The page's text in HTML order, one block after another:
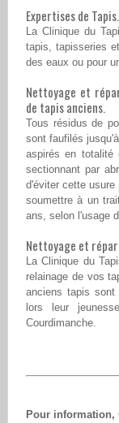
Expertises de Tapis.
La Clinique du
tapis, tapisseries
des eaux ou pour
Nettoyage et
de tapis anciens.
Tous résidus de
sont faufilés
aspirés en
sectionnant par
d'éviter cette
soumettre à un
ans, selon l'usage
Nettoyage et
La Clinique du
relainage de vos
anciens tapis
lors leur
Courdimanche.
Pour information,